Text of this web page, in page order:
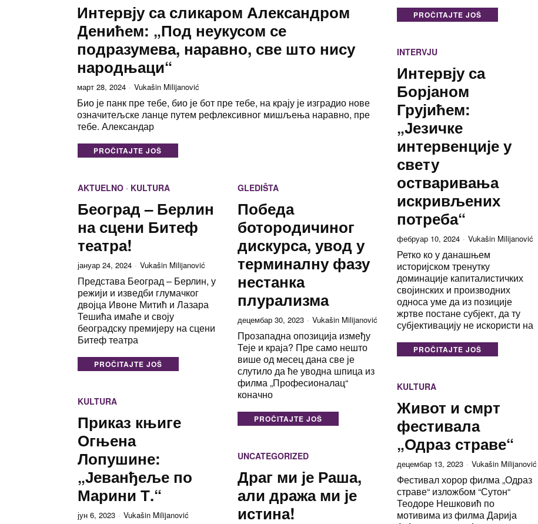
Интервју са сликаром Александром
Денићем: „Под неукусом се
подразумева, наравно, све што нису
народњаци“
март 28, 2024 Vukašin Milijanović
Био је панк пре тебе, био је бот пре тебе, на крају је изградио нове
означитељске ланце путем рефлексивног мишљења наравно, пре
тебе. Александар
PROČITAJTE JOŠ
PROČITAJTE JOŠ
INTERVJU
Интервју са
Борјаном
Грујићем:
„Језичке
интервенције у
свету
остваривања
искривљених
потреба“
фебруар 10, 2024 Vukašin Milijanović
Ретко ко у данашњем
историјском тренутку
доминације капиталистичких
својинских и производних
односа уме да из позиције
жртве постане субјект, да ту
субјективацију не искористи на
PROČITAJTE JOŠ
AKTUELNO · KULTURA
Београд – Берлин
на сцени Битеф
театра!
јануар 24, 2024 Vukašin Milijanović
Представа Београд – Берлин, у
режији и изведби глумачког
двојца Ивоне Митић и Лазара
Тешића имаће и своју
београдску премијеру на сцени
Битеф театра
PROČITAJTE JOŠ
GLEDIŠTA
Победа
ботородичиног
дискурса, увод у
терминалну фазу
нестанка
плурализма
децембар 30, 2023 Vukašin Milijanović
Прозападна опозиција између
Теје и краја? Пре само нешто
више од месец дана све је
слутило да ће уводна шпица из
филма „Професионалац“
коначно
PROČITAJTE JOŠ
KULTURA
Живот и смрт
фестивала
„Одраз страве“
децембар 13, 2023 Vukašin Milijanović
Фестивал хорор филма „Одраз
страве“ изложбом “Сутон“
Теодоре Нешковић по
мотивима из филма Дарија
KULTURA
Приказ књиге
Огњена
Лопушине:
„Јеванђеље по
Марини Т.“
јун 6, 2023 Vukašin Milijanović
UNCATEGORIZED
Драг ми је Раша,
али дража ми је
истина!